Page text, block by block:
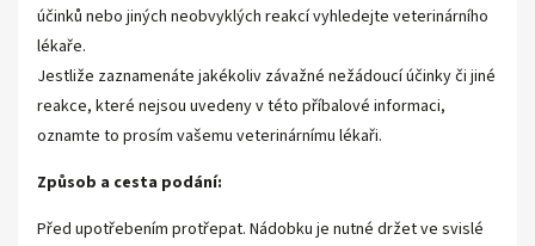
účinků nebo jiných neobvyklých reakcí vyhledejte veterinárního
lékaře.
Jestliže zaznamenáte jakékoliv závažné nežádoucí účinky či jiné
reakce, které nejsou uvedeny v této příbalové informaci,
oznamte to prosím vašemu veterinárnímu lékaři.
Způsob a cesta podání:
Před upotřebením protřepat. Nádobku je nutné držet ve svislé